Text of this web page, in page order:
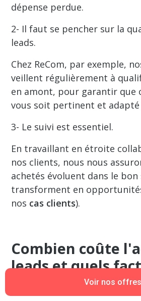
dépense perdue.
2- Il faut se pencher sur la
leads.
Chez ReCom, par exemple,
veillent régulièrement à
en amont, pour garantir que
vous soit pertinent et adapté
3- Le suivi est essentiel.
En travaillant en étroite
nos clients, nous nous
achetés évoluent dans le bon
transforment en
nos cas clients).
Combien coûte
leads et quels
influencent le prix
Voir nos offres